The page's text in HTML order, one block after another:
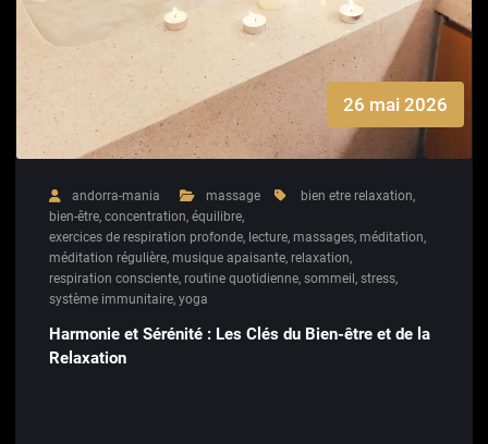
26 mai 2026
andorra-mania massage bien etre relaxation,
bien-être, concentration, équilibre,
exercices de respiration profonde, lecture, massages, méditation,
méditation régulière, musique apaisante, relaxation,
respiration consciente, routine quotidienne, sommeil , stress,
système immunitaire, yoga
Harmonie et Sérénité : Les Clés du Bien-être et de la
Relaxation